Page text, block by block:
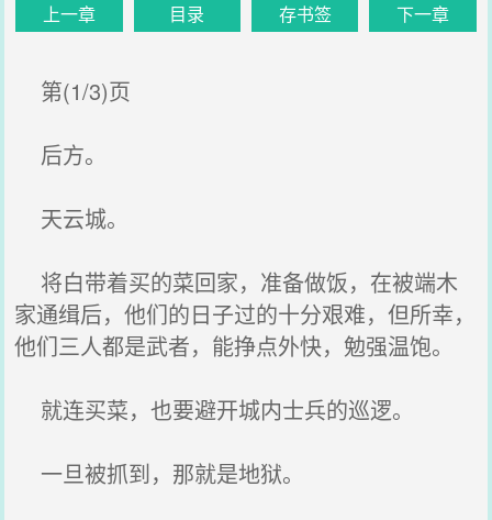
上一章 目录 存书签 下一章
第(1/3)页
后方。
天云城。
将白带着买的菜回家，准备做饭，在被端木
家通缉后，他们的日子过的十分艰难，但所幸，
他们三人都是武者，能挣点外快，勉强温饱。
就连买菜，也要避开城内士兵的巡逻。
一旦被抓到，那就是地狱。